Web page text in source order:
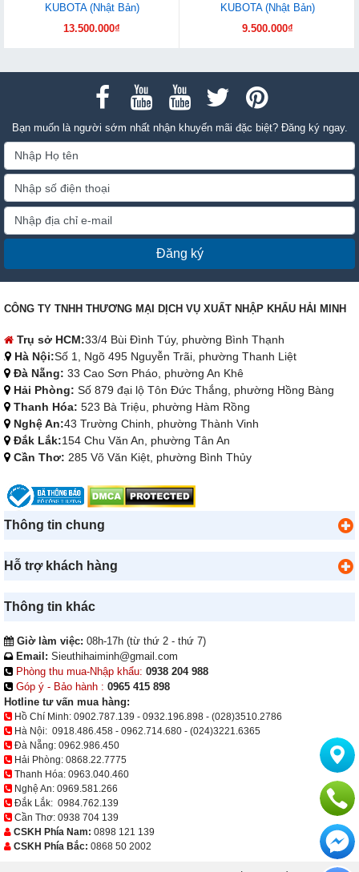
KUBOTA (Nhật Bản)
13.500.000₫
KUBOTA (Nhật Bản)
9.500.000₫
Bạn muốn là người sớm nhất nhận khuyến mãi đặc biệt? Đăng ký ngay.
Đăng ký
CÔNG TY TNHH THƯƠNG MẠI DỊCH VỤ XUẤT NHẬP KHẨU HẢI MINH
Trụ sở HCM:33/4 Bùi Đình Túy, phường Bình Thạnh
Hà Nội:Số 1, Ngõ 495 Nguyễn Trãi, phường Thanh Liệt
Đà Nẵng: 33 Cao Sơn Pháo, phường An Khê
Hải Phòng: Số 879 đại lộ Tôn Đức Thắng, phường Hồng Bàng
Thanh Hóa: 523 Bà Triệu, phường Hàm Rồng
Nghệ An:43 Trường Chinh, phường Thành Vinh
Đắk Lắk:154 Chu Văn An, phường Tân An
Cần Thơ: 285 Võ Văn Kiệt, phường Bình Thủy
Thông tin chung
Hỗ trợ khách hàng
Thông tin khác
Giờ làm việc: 08h-17h (từ thứ 2 - thứ 7)
Email: Sieuthihaiminh@gmail.com
Phòng thu mua-Nhập khẩu: 0938 204 988
Góp ý - Bảo hành : 0965 415 898
Hotline tư vấn mua hàng:
Hồ Chí Minh: 0902.787.139 - 0932.196.898 - (028)3510.2786
Hà Nội: 0918.486.458 - 0962.714.680 - (024)3221.6365
Đà Nẵng: 0962.986.450
Hải Phòng: 0868.22.7775
Thanh Hóa: 0963.040.460
Nghệ An: 0969.581.266
Đắk Lắk: 0984.762.139
Cần Thơ: 0938 704 139
CSKH Phía Nam: 0898 121 139
CSKH Phía Bắc: 0868 50 2002